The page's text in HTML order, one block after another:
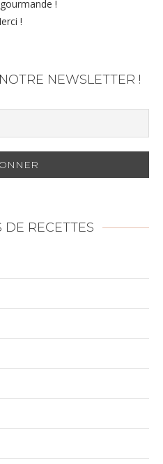
!
!
NEWSLETTER !
DE RECETTES